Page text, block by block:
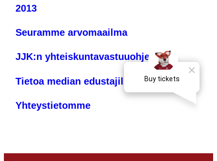
2013
Seuramme arvomaailma
JJK:n yhteiskuntavastuuohjelma
Tietoa median edustajille
Yhteystietomme